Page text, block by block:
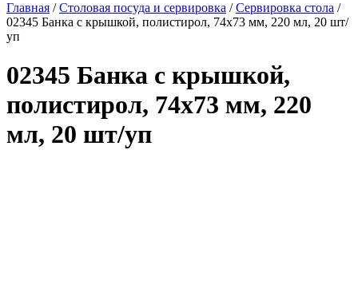
Главная /Столовая посуда и сервировка /Сервировка стола /
02345 Банка с крышкой, полистирол, 74х73 мм, 220 мл, 20 шт/
уп
02345 Банка с крышкой,
полистирол, 74х73 мм, 220
мл, 20 шт/уп